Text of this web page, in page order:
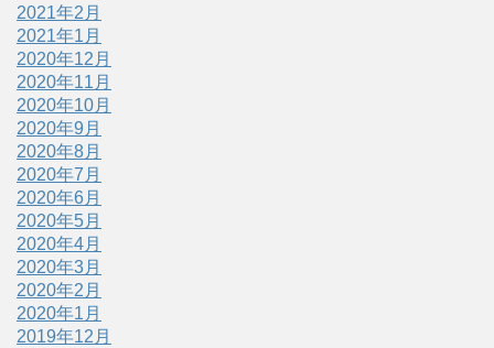
2021年2月
2021年1月
2020年12月
2020年11月
2020年10月
2020年9月
2020年8月
2020年7月
2020年6月
2020年5月
2020年4月
2020年3月
2020年2月
2020年1月
2019年12月